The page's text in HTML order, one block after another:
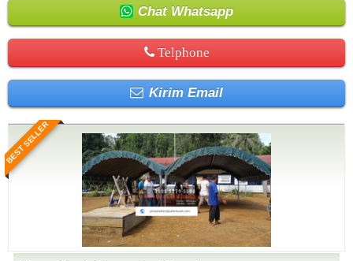
Chat Whatsapp
Telphone
Kirim Email
BEST SELLER